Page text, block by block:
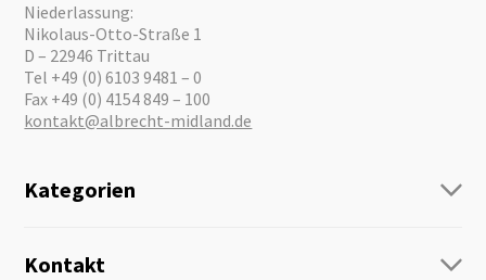
Niederlassung:
Nikolaus-Otto-Straße 1
D – 22946 Trittau
Tel +49 (0) 6103 9481 – 0
Fax +49 (0) 4154 849 – 100
kontakt@albrecht-midland.de
Kategorien
Personenführung
Kontakt